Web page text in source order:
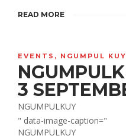
READ MORE
EVENTS , NGUMPUL KUY
3
NGUMPULKUY
" data-image-caption="
NGUMPULKUY